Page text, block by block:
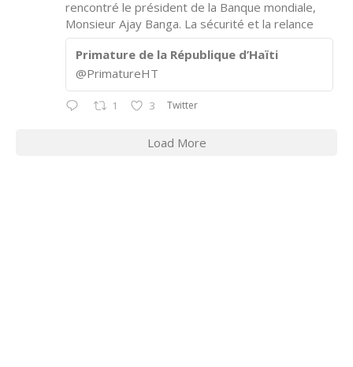
rencontré le président de la Banque mondiale,
Monsieur Ajay Banga. La sécurité et la relance
Primature de la République d’Haïti
@PrimatureHT
1 3 Twitter
Load More